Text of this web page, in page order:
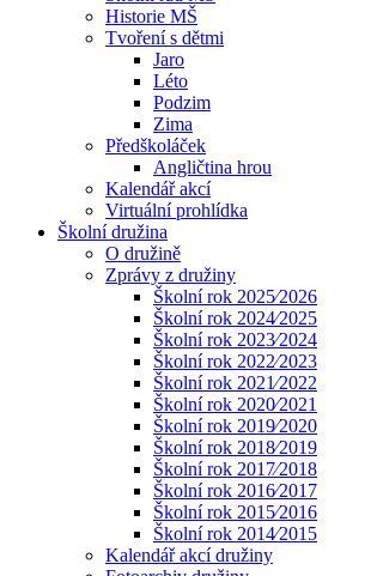
Historie MŠ
Tvoření s dětmi
Jaro
Léto
Podzim
Zima
Předškoláček
Angličtina hrou
Kalendář akcí
Virtuální prohlídka
Školní družina
O družině
Zprávy z družiny
Školní rok 2025⁄2026
Školní rok 2024⁄2025
Školní rok 2023⁄2024
Školní rok 2022⁄2023
Školní rok 2021⁄2022
Školní rok 2020⁄2021
Školní rok 2019⁄2020
Školní rok 2018⁄2019
Školní rok 2017⁄2018
Školní rok 2016⁄2017
Školní rok 2015⁄2016
Školní rok 2014⁄2015
Kalendář akcí družiny